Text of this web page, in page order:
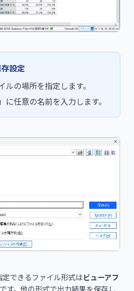
設定
ルの場所を指定します。
に任意の名前を入力します。
定できるファイル形式はビューアフ
す。他の形式で出力結果を保存し